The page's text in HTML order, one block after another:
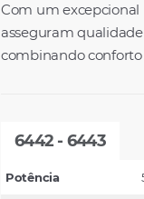
Com um excepcional
asseguram
combinando
6442 - 6443
Potência